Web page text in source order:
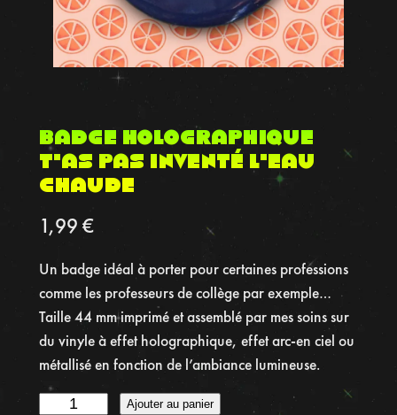
Badge Holographique
T’as pas inventé l’eau
chaude
1,99 €
Un badge idéal à porter pour certaines professions
comme les professeurs de collège par exemple…
Taille 44 mm imprimé et assemblé par mes soins sur
du vinyle à effet holographique, effet arc-en ciel ou
métallisé en fonction de l’ambiance lumineuse.
Ajouter au panier